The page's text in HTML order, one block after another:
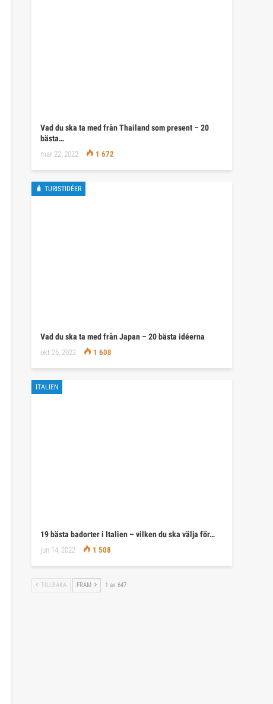
Vad du ska ta med från Thailand som present – 20
bästa…
mar 22, 2022 1 672
🧳 TURISTIDÉER
Vad du ska ta med från Japan – 20 bästa idéerna
okt 26, 2022 1 608
ITALIEN
19 bästa badorter i Italien – vilken du ska välja för…
jun 14, 2022 1 508
TILLBAKA FRAM 1 av 647